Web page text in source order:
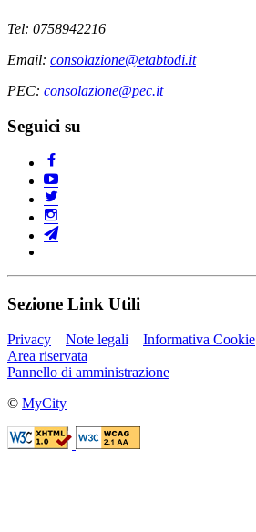
Tel: 0758942216
Email: consolazione@etabtodi.it
PEC: consolazione@pec.it
Seguici su
Sezione Link Utili
Privacy Note legali
Informativa Cookie
Area riservata
Pannello di amministrazione
© MyCity